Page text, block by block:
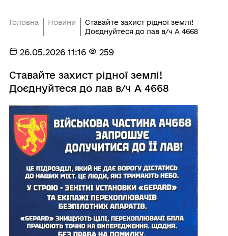
Головна Новини
Ставайте захист рідної землі!
Доєднуйтеся до лав в/ч А 4668
26.05.2026 11:16 259
Ставайте захист рідної землі!
Доєднуйтеся до лав в/ч А 4668